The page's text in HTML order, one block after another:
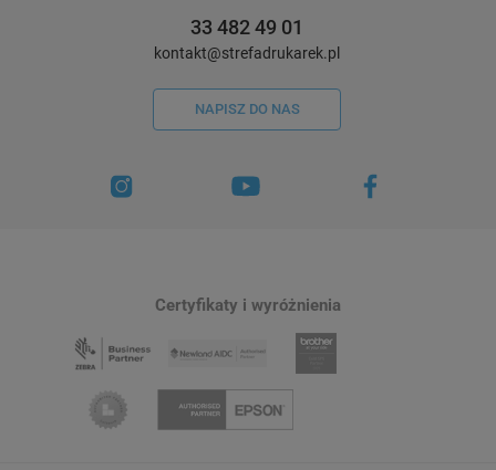
33 482 49 01
kontakt@strefadrukarek.pl
NAPISZ DO NAS
Certyfikaty i wyróżnienia